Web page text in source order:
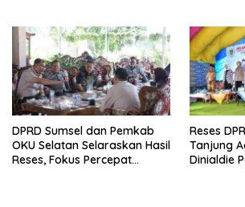
DPRD Sumsel dan Pemkab
OKU Selatan Selaraskan Hasil
Reses, Fokus Percepat
Reses
Tanjung
Dinialdie